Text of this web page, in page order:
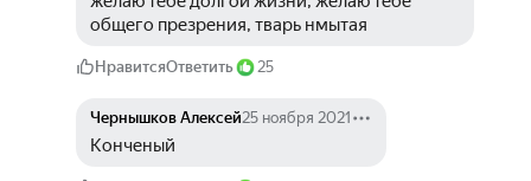
общего презрения, тварь нмытая
НравитсяОтветить 25
Чернышков Алексей25 ноября 2021
Конченый